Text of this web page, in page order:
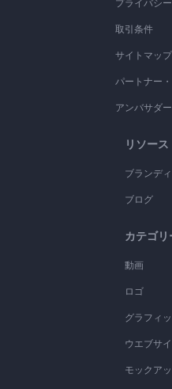
プライバシ
取引条件
サイトマップ
パートナー
アンバサダ
リソース
ブランデ
ブログ
カテゴリ
動画
ロゴ
グラフィ
ウエブサイ
モックア